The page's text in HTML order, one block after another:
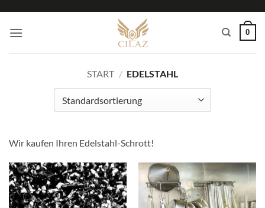
springen
0
START / EDELSTAHL
Wir kaufen Ihren Edelstahl-Schrott!